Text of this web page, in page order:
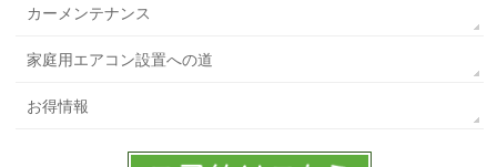
カーメンテナンス
家庭用エアコン設置への道
お得情報